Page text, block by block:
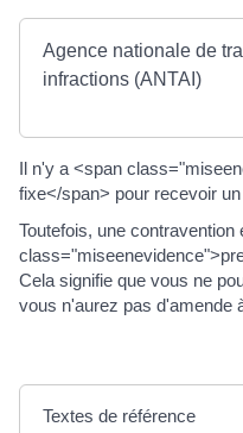
Agence nationale de
infractions (ANTAI)
Il n'y a <span
fixe</span> pour recevoir
Toutefois, une contravention
Cela signifie que vous ne
vous n'aurez pas d'amende
Textes de référence